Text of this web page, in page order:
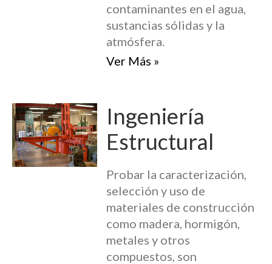
contaminantes en el agua,
sustancias sólidas y la
atmósfera.
Ver Más »
Ingeniería
Estructural
Probar la caracterización,
selección y uso de
materiales de construcción
como madera, hormigón,
metales y otros
compuestos, son